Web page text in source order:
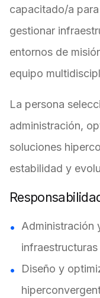
capacitado/a
gestionar
entornos de
equipo
La persona
administración,
soluciones
estabilidad y
Administración
infraestructuras
Diseño y